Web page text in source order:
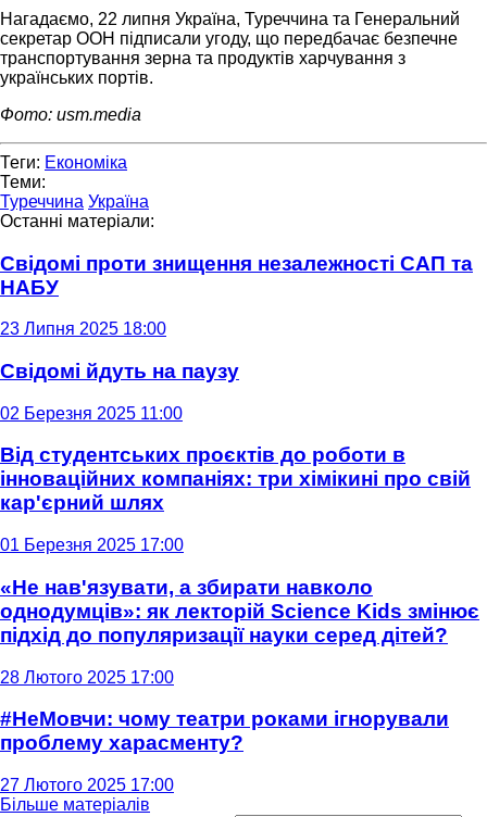
Нагадаємо, 22 липня Україна, Туреччина та Генеральний
секретар ООН підписали угоду, що передбачає безпечне
транспортування зерна та продуктів харчування з
українських портів.
Фото: usm.media
Теги: Економіка
Теми:
Туреччина Україна
Останні матеріали:
Свідомі проти знищення незалежності САП та
НАБУ
23 Липня 2025 18:00
Свідомі йдуть на паузу
02 Березня 2025 11:00
Від студентських проєктів до роботи в
інноваційних компаніях: три хімікині про свій
кар'єрний шлях
01 Березня 2025 17:00
«Не нав'язувати, а збирати навколо
однодумців»: як лекторій Science Kids змінює
підхід до популяризації науки серед дітей?
28 Лютого 2025 17:00
#НеМовчи: чому театри роками ігнорували
проблему харасменту?
27 Лютого 2025 17:00
Більше матеріалів